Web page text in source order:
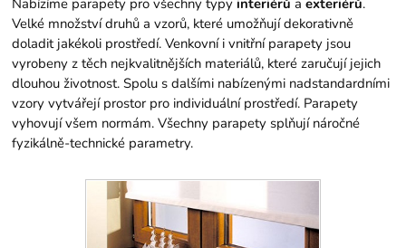
Velké množství druhů a vzorů, které umožňují dekorativně
doladit jakékoli prostředí. Venkovní i vnitřní parapety jsou
vyrobeny z těch nejkvalitnějších materiálů, které zaručují jejich
dlouhou životnost. Spolu s dalšími nabízenými nadstandardními
vzory vytvářejí prostor pro individuální prostředí. Parapety
vyhovují všem normám. Všechny parapety splňují náročné
fyzikálně-technické parametry.